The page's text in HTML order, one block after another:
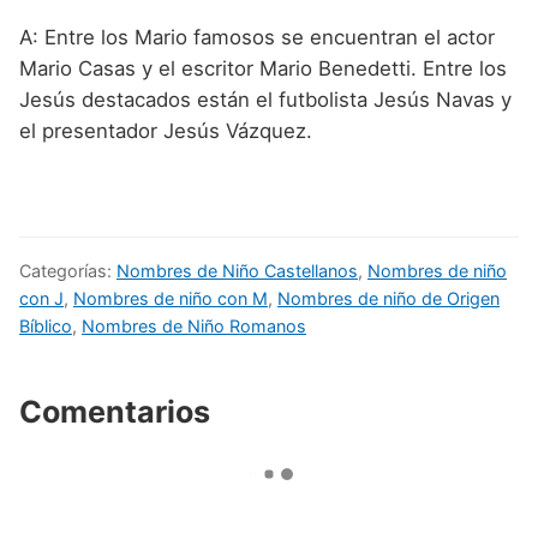
A: Entre los Mario famosos se encuentran el actor
Mario Casas y el escritor Mario Benedetti. Entre los
Jesús destacados están el futbolista Jesús Navas y
el presentador Jesús Vázquez.
Categorías: Nombres de Niño Castellanos, Nombres de niño
con J, Nombres de niño con M, Nombres de niño de Origen
Bíblico, Nombres de Niño Romanos
Comentarios